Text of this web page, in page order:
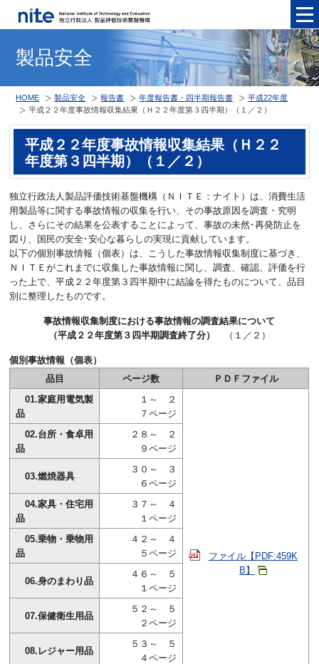
製品安全
HOME 製品安全 報告書 年度報告書・四半期報告書
平成22年度
平成２２年度事故情報収集結果（Ｈ２２年度第３四半期）（１／２）
平成２２年度事故情報収集結果（Ｈ２２
年度第３四半期）（１／２）
独立行政法人製品評価技術基盤機構（ＮＩＴＥ：ナイト）は、消費生活
用製品等に関する事故情報の収集を行い、その事故原因を調査・究明
し、さらにその結果を公表することによって、事故の未然･再発防止を
図り、国民の安全･安心な暮らしの実現に貢献しています。
以下の個別事故情報（個表）は、こうした事故情報収集制度に基づき、
ＮＩＴＥがこれまでに収集した事故情報に関し、調査、確認、評価を行
った上で、平成２２年度第３四半期中に結論を得たものについて、品目
別に整理したものです。
事故情報収集制度における事故情報の調査結果について
（平成２２年度第３四半期調査終了分）
（１／２）
個別事故情報（個表）
品目
ページ数
ＰＤＦファイル
01.家庭用電気製
品
１～ ２
７ページ
ファイル【PDF:459K
B】
02.台所・食卓用
品
２８～ ２
９ページ
03.燃焼器具
３０～ ３
６ページ
04.家具・住宅用
品
３７～ ４
１ページ
05.乗物・乗物用
品
４２～ ４
５ページ
06.身のまわり品
４６～ ５
１ページ
07.保健衛生用品
５２～ ５
２ページ
08.レジャー用品
５３～ ５
４ページ